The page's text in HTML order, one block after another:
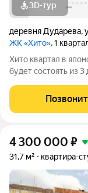
3D-тур
деревня Дударева,
ЖК «Хито», 1
Хито квартал в японской эстетике в районе Дударева. Проект
будет состоять из 3
массивом, на
Джанбровского.
4 300 000 ₽
31,7 м² квартира-